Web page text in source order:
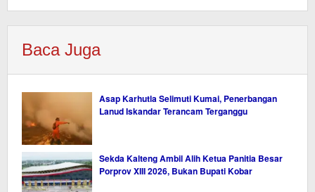
Baca Juga
Asap Karhutla Selimuti Kumai, Penerbangan
Lanud Iskandar Terancam Terganggu
Sekda Kalteng Ambil Alih Ketua Panitia Besar
Porprov XIII 2026, Bukan Bupati Kobar